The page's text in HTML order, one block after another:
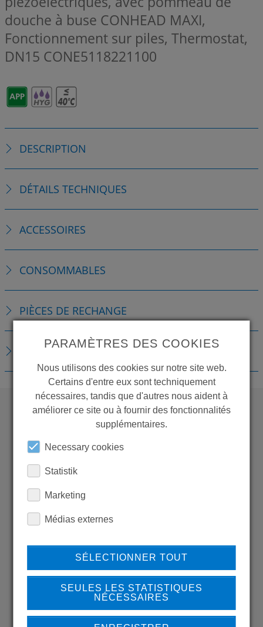
douche à buse CONHEAD MAXI,
Fonctionnement sur piles, Thermostat,
DN15 CONE5118221100
DESCRIPTION
DÉTAILS TECHNIQUES
ACCESSOIRES
CONSOMMABLES
PIÈCES DE RECHANGE
TÉLÉCHARGEMENTS
WANT TO SEE
MORE PRODUCTS?
LEARN MORE ABOUT
OUR REFERENCES
PARAMÈTRES DES COOKIES
Nous utilisons des cookies sur notre site web.
Certains d'entre eux sont techniquement
nécessaires, tandis que d'autres nous aident à
améliorer ce site ou à fournir des fonctionnalités
supplémentaires.
Necessary cookies
Statistik
Marketing
Médias externes
SÉLECTIONNER TOUT
SEULES LES STATISTIQUES
NÉCESSAIRES